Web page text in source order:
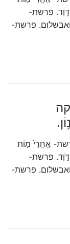
פרשת-
פרשת-
אַֽחֲרֵי֙ מ֣וֹת
פרשת-
פרשת-